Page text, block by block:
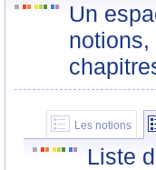
Un
Les notions
Liste